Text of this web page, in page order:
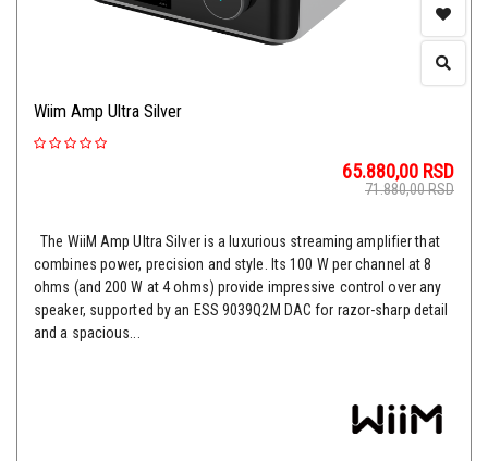
Wiim Amp Ultra Silver
65.880,00 RSD
71.880,00RSD
The WiiM Amp Ultra Silver is a luxurious streaming amplifier that
combines power, precision and style. Its 100 W per channel at 8
ohms (and 200 W at 4 ohms) provide impressive control over any
speaker, supported by an ESS 9039Q2M DAC for razor-sharp detail
and a spacious...